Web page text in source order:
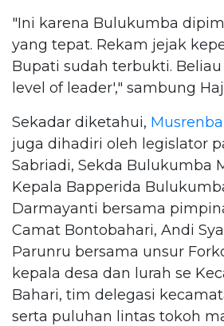
"Ini karena Bulukumba
yang tepat. Rekam jejak
Bupati sudah terbukti.
level of leader'," sambung
Sekadar diketahui,
juga dihadiri oleh legislator
Sabriadi, Sekda Bulukumba
Kepala Bapperida
Darmayanti bersama
Camat Bontobahari, Andi
Parunru bersama unsur
kepala desa dan lurah se
Bahari, tim delegasi
serta puluhan lintas tokoh